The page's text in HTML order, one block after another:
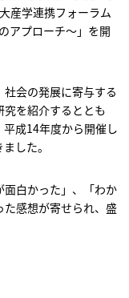
産学連携フォーラム
アプローチ～」を開
会の発展に寄与する
を紹介するととも
成14年度から開催し
した。
白かった」、「わか
た感想が寄せられ、盛